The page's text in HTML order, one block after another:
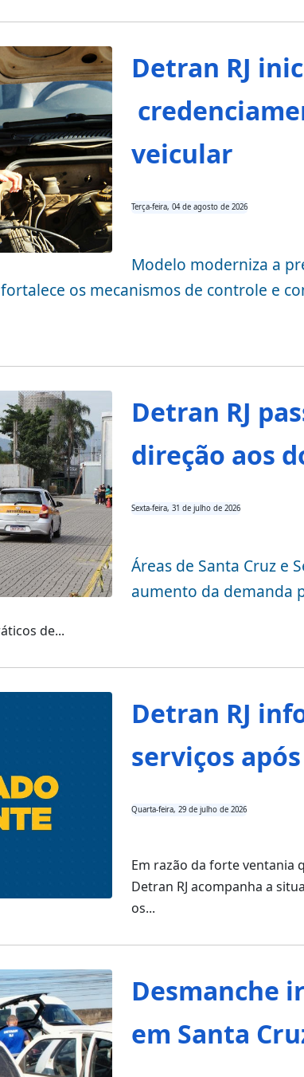
Detran RJ
veicular
Terça-feira, 04 de agosto de 2026
Modelo moderniza a
os mecanismos de controle e
Detran RJ
direção aos
Sexta-feira, 31 de julho de 2026
Áreas de Santa Cruz e
aumento da demanda
de...
Detran RJ
serviços
Quarta-feira, 29 de julho de 2026
Em razão da forte ventania
Detran RJ acompanha a
os...
Desmanche
em Santa